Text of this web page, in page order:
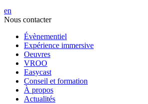
en
Nous contacter
Évènementiel
Expérience immersive
Oeuvres
VROO
Easycast
Conseil et formation
À propos
Actualités